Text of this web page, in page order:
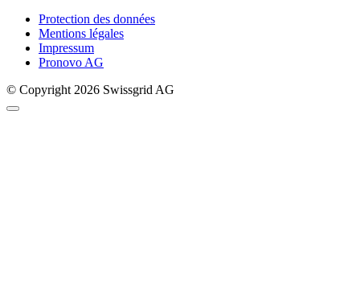
Protection des données
Mentions légales
Impressum
Pronovo AG
© Copyright 2026 Swissgrid AG